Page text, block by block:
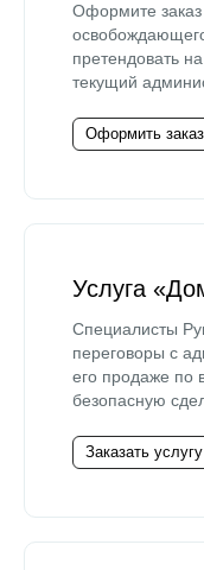
Оформите
претендовать
текущий
Оформить заказ
Услуга
Специалисты
переговоры с
его продаже по
безопасную
Заказать услугу